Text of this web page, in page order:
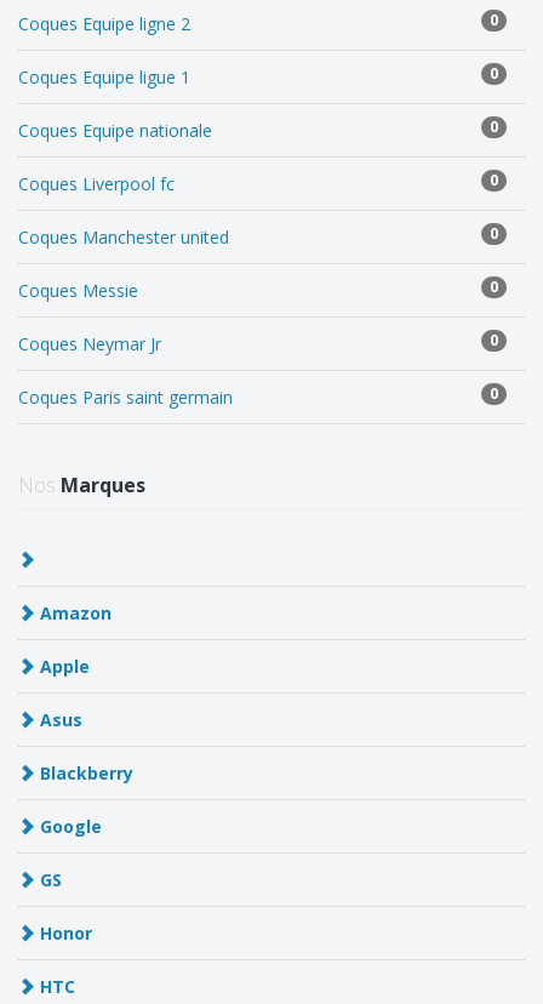
Coques Equipe ligne 2 0
Coques Equipe ligue 1 0
Coques Equipe nationale 0
Coques Liverpool fc 0
Coques Manchester united 0
Coques Messie 0
Coques Neymar Jr 0
Coques Paris saint germain 0
Nos Marques
Amazon
Apple
Asus
Blackberry
Google
GS
Honor
HTC